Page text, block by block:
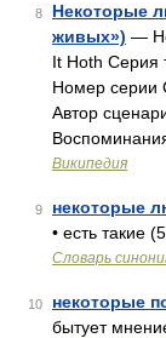
8
Некоторые
живых») —
It Hoth Серия
Номер серии
Автор
Википедия
9 некоторые
• есть такие
Словарь
10 некоторые
бытует